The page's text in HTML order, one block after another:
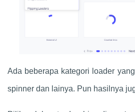
Ada beberapa kategori loader
spinner dan lainya. Pun hasilnya